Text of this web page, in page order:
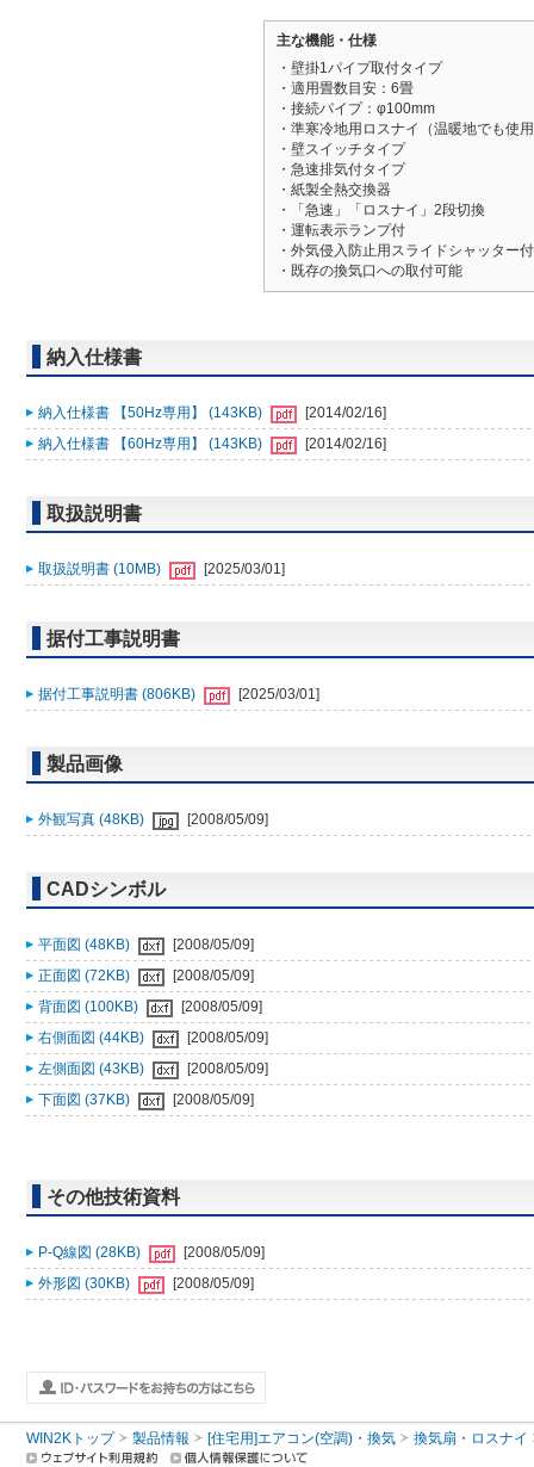
主な機能・仕様
・壁掛1パイプ取付タイプ
・適用畳数目安：6畳
・接続パイプ：φ100mm
・準寒冷地用ロスナイ（温暖地でも使
・壁スイッチタイプ
・急速排気付タイプ
・紙製全熱交換器
・「急速」「ロスナイ」2段切換
・運転表示ランプ付
・外気侵入防止用スライドシャッター
・既存の換気口への取付可能
納入仕様書
納入仕様書 【50Hz専用】 (143KB)
[2014/02/16]
納入仕様書 【60Hz専用】 (143KB)
[2014/02/16]
取扱説明書
取扱説明書 (10MB) [2025/03/01]
据付工事説明書
据付工事説明書 (806KB) [2025/03/01]
製品画像
外観写真 (48KB) [2008/05/09]
CADシンボル
平面図 (48KB)
[2008/05/09]
正面図 (72KB)
[2008/05/09]
背面図 (100KB)
[2008/05/09]
右側面図 (44KB)
[2008/05/09]
左側面図 (43KB)
[2008/05/09]
下面図 (37KB)
[2008/05/09]
その他技術資料
P-Q線図 (28KB)
[2008/05/09]
外形図 (30KB)
[2008/05/09]
WIN2Kトップ 製品情報 [住宅用]エアコン(空調)・換気 換気扇・ロスナイ